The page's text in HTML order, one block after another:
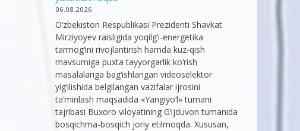
06.08.2026
O‘zbekiston Respublikasi Prezidenti Shavkat
Mirziyoyev raisligida yoqilg‘i-energetika
tarmog‘ini rivojlantirish hamda kuz-qish
mavsumiga puxta tayyorgarlik ko‘rish
masalalariga bag‘ishlangan videoselektor
yig‘ilishida belgilangan vazifalar ijrosini
ta’minlash maqsadida «Yangiyo‘l» tumani
tajribasi Buxoro viloyatining G‘ijduvon tumanida
bosqichma-bosqich joriy etilmoqda. Xususan,